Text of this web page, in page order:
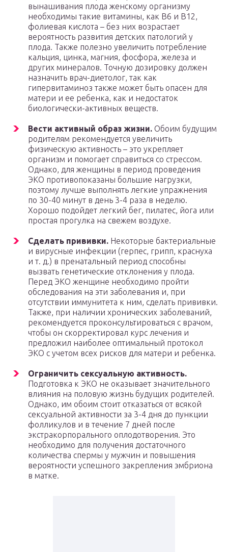
вынашивания плода женскому организму
необходимы такие витамины, как В6 и В12,
фолиевая кислота – без них возрастает
вероятность развития детских патологий у
плода. Также полезно увеличить потребление
кальция, цинка, магния, фосфора, железа и
других минералов. Точную дозировку должен
назначить врач-диетолог, так как
гипервитаминоз также может быть опасен для
матери и ее ребенка, как и недостаток
биологически-активных веществ.
Вести активный образ жизни. Обоим будущим
родителям рекомендуется увеличить
физическую активность – это укрепляет
организм и помогает справиться со стрессом.
Однако, для женщины в период проведения
ЭКО противопоказаны большие нагрузки,
поэтому лучше выполнять легкие упражнения
по 30-40 минут в день 3-4 раза в неделю.
Хорошо подойдет легкий бег, пилатес, йога или
простая прогулка на свежем воздухе.
Сделать прививки. Некоторые бактериальные
и вирусные инфекции (герпес, грипп, краснуха
и т. д.) в пренатальный период способны
вызвать генетические отклонения у плода.
Перед ЭКО женщине необходимо пройти
обследования на эти заболевания и, при
отсутствии иммунитета к ним, сделать прививки.
Также, при наличии хронических заболеваний,
рекомендуется проконсультироваться с врачом,
чтобы он скорректировал курс лечения и
предложил наиболее оптимальный протокол
ЭКО с учетом всех рисков для матери и ребенка.
Ограничить сексуальную активность.
Подготовка к ЭКО не оказывает значительного
влияния на половую жизнь будущих родителей.
Однако, им обоим стоит отказаться от всякой
сексуальной активности за 3-4 дня до пункции
фолликулов и в течение 7 дней после
экстракорпорального оплодотворения. Это
необходимо для получения достаточного
количества спермы у мужчин и повышения
вероятности успешного закрепления эмбриона
в матке.